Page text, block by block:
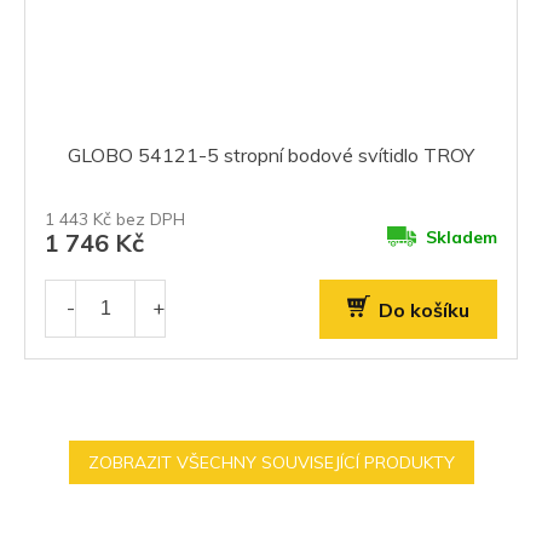
GLOBO 54121-5 stropní bodové svítidlo TROY
1 443 Kč bez DPH
1 746 Kč Skladem
Do košíku
ZOBRAZIT VŠECHNY SOUVISEJÍCÍ PRODUKTY